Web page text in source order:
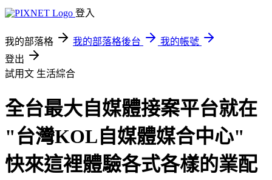
登入
我的部落格 我的部落格後台
我的帳號
登出
試用文 生活綜合
全台最大自媒體接案平台就在
"台灣KOL自媒體媒合中心"
快來這裡體驗各式各樣的業配